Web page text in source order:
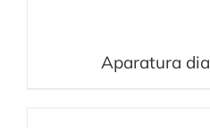
Aparatura